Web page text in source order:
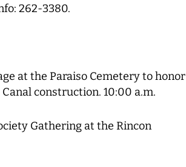
262-3380.
at the Paraiso Cemetery to honor
construction. 10:00 a.m.
Gathering at the Rincon